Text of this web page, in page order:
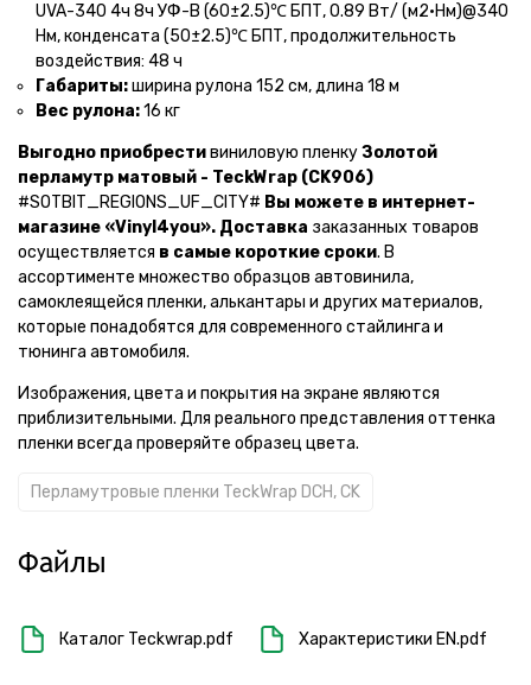
UVA-340 4ч 8ч УФ-В (60±2.5)℃ БПТ, 0.89 Вт/ (м2•Нм)@340
Нм, конденсата (50±2.5)℃ БПТ, продолжительность
воздействия: 48 ч
Габариты:ширина рулона 152 см, длина 18 м
Вес рулона:16 кг
Выгодно приобрестивиниловую пленкуЗолотой
перламутр матовый - TeckWrap (CK906)
#SOTBIT_REGIONS_UF_CITY# Вы можете в интернет-
магазине «Vinyl4you». Доставка заказанных товаров
осуществляется в самые короткие сроки. В
ассортименте множество образцов автовинила,
самоклеящейся пленки, алькантары и других материалов,
которые понадобятся для современного стайлинга и
тюнинга автомобиля.
Изображения, цвета и покрытия на экране являются
приблизительными. Для реального представления оттенка
пленки всегда проверяйте образец цвета.
Перламутровые пленки TeckWrap DCH, CK
Файлы
Каталог Teckwrap.pdf Характеристики EN.pdf